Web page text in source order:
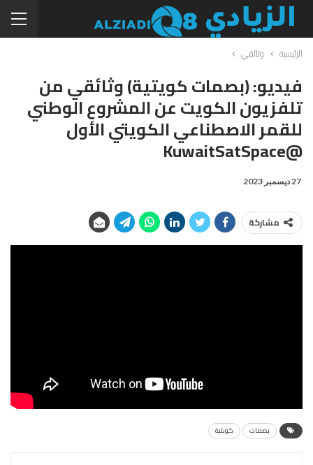
الرئيسية وثائقي
فيديو: (بصمات كويتية) وثائقي من
تلفزيون الكويت عن المشروع الوطني
للقمر الاصطناعي الكويتي الأول
@KuwaitSatSpace
27 ديسمبر 2023
مشاركة
بصمات كويتية